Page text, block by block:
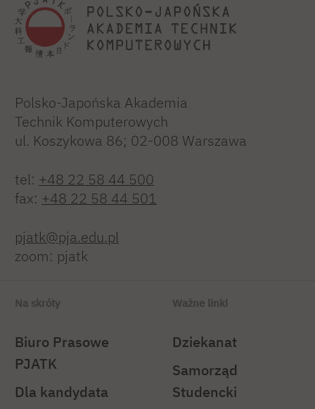
Polsko-Japońska Akademia
Technik Komputerowych
ul. Koszykowa 86; 02-008 Warszawa
tel: +48 22 58 44 500
fax: +48 22 58 44 501
pjatk@pja.edu.pl
zoom: pjatk
Na skróty
Biuro Prasowe
PJATK
Dla kandydata
Ważne linki
Dziekanat
Samorząd
Studencki